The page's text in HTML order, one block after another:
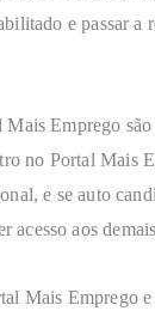
e passar a
Emprego
no Portal Mais
e se auto
acesso aos
Mais Emprego